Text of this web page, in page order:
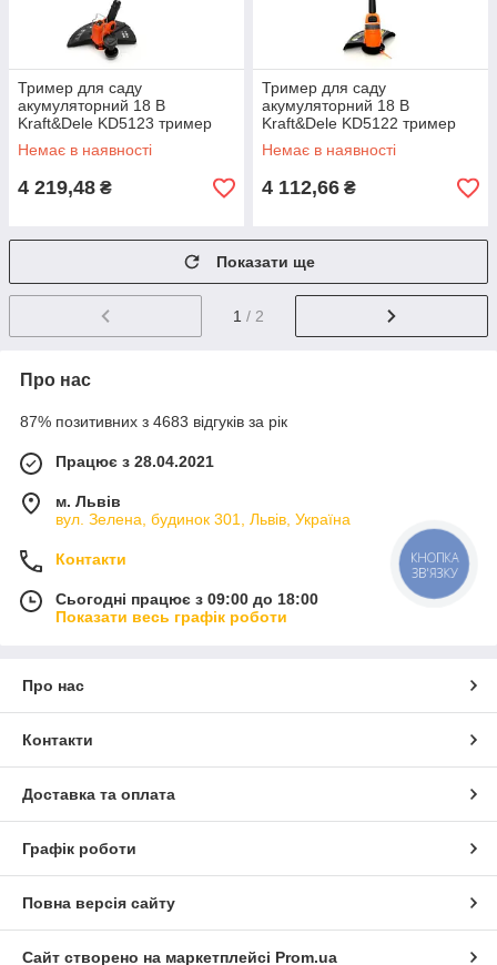
Тример для саду
акумуляторний 18 В
Kraft&Dele KD5123 тример
для газонів на акумуляторі
Немає в наявності
4 219,48 ₴
Тример для саду
акумуляторний 18 В
Kraft&Dele KD5122 тример
для газонів на акумуляторі
Немає в наявності
4 112,66 ₴
Показати ще
1 / 2
Про нас
87% позитивних з 4683 відгуків за рік
Працює з 28.04.2021
м. Львів
вул. Зелена, будинок 301, Львів, Україна
Контакти
Сьогодні працює з 09:00 до 18:00
Показати весь графік роботи
Про нас
Контакти
Доставка та оплата
Графік роботи
Повна версія сайту
Сайт створено на маркетплейсі Prom.ua
КНОПКА
ЗВ'ЯЗКУ